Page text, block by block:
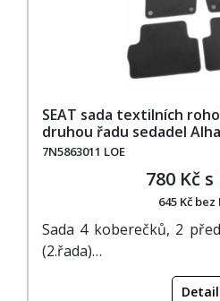
SEAT sada textilních
druhou řadu sedadel
7N5863011 LOE
780 Kč s
645 Kč bez
Sada 4 koberečků, 2
(2.řada)…
Detail